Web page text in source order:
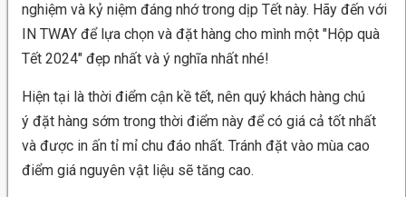
nghiệm và kỷ niệm đáng nhớ trong dịp Tết này. Hãy đến với
IN TWAY để lựa chọn và đặt hàng cho mình một "Hộp quà
Tết 2024" đẹp nhất và ý nghĩa nhất nhé!
Hiện tại là thời điểm cận kề tết, nên quý khách hàng chú
ý đặt hàng sớm trong thời điểm này để có giá cả tốt nhất
và được in ấn tỉ mỉ chu đáo nhất. Tránh đặt vào mùa cao
điểm giá nguyên vật liệu sẽ tăng cao.